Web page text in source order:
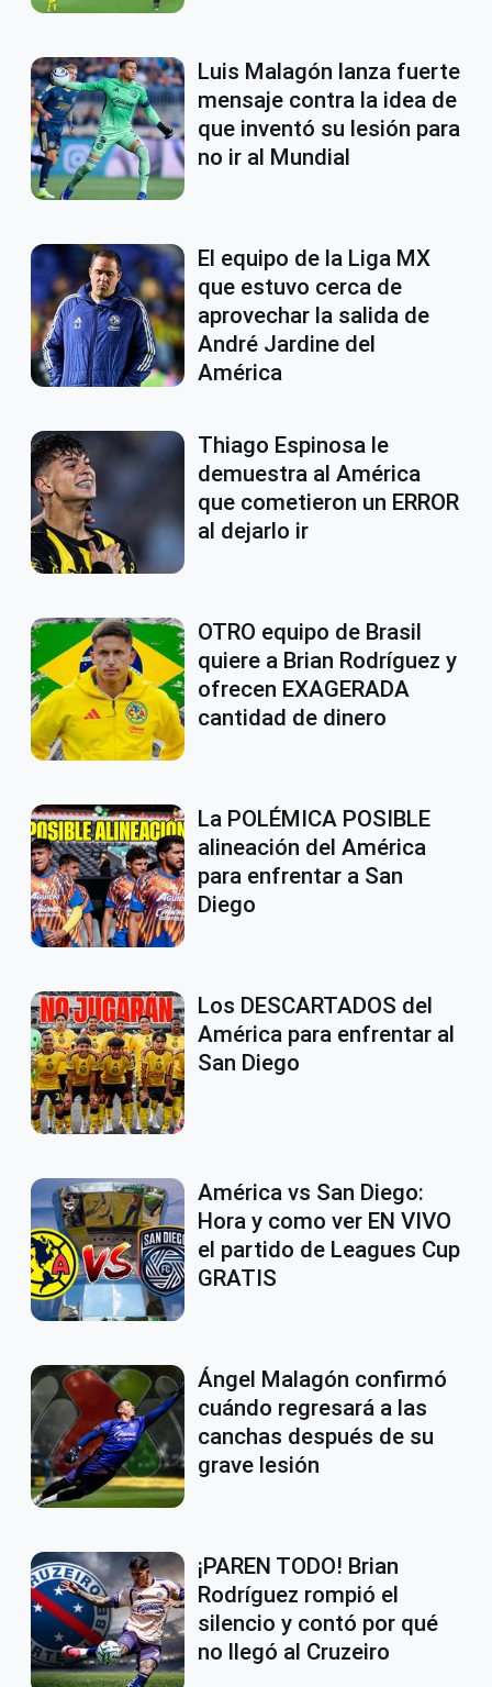
Luis Malagón lanza fuerte
mensaje contra la idea de
que inventó su lesión para
no ir al Mundial
El equipo de la Liga MX
que estuvo cerca de
aprovechar la salida de
André Jardine del
América
Thiago Espinosa le
demuestra al América
que cometieron un ERROR
al dejarlo ir
OTRO equipo de Brasil
quiere a Brian Rodríguez y
ofrecen EXAGERADA
cantidad de dinero
La POLÉMICA POSIBLE
alineación del América
para enfrentar a San
Diego
Los DESCARTADOS del
América para enfrentar al
San Diego
América vs San Diego:
Hora y como ver EN VIVO
el partido de Leagues Cup
GRATIS
Ángel Malagón confirmó
cuándo regresará a las
canchas después de su
grave lesión
¡PAREN TODO! Brian
Rodríguez rompió el
silencio y contó por qué
no llegó al Cruzeiro